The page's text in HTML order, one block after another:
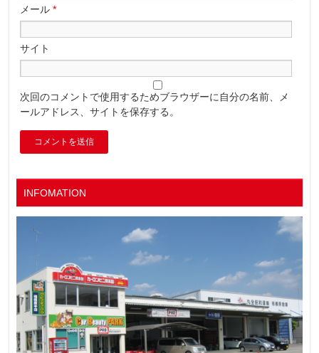
メール*
サイト
次回のコメントで使用するためブラウザーに自分の名前、メ
ールアドレス、サイトを保存する。
INFOMATION